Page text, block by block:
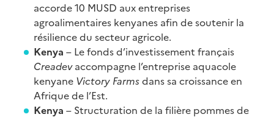
accorde 10 MUSD aux entreprises
agroalimentaires kenyanes afin de soutenir la
résilience du secteur agricole.
Kenya – Le fonds d’investissement français
Creadevaccompagne l’entreprise aquacole
kenyane Victory Farmsdans sa croissance en
Afrique de l’Est.
Kenya – Structuration de la filière pommes de